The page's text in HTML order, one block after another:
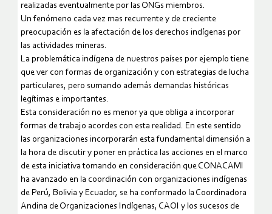
realizadas eventualmente por las ONGs miembros.
Un fenómeno cada vez mas recurrente y de creciente
preocupación es la afectación de los derechos indígenas por
las actividades mineras.
La problemática indígena de nuestros países por ejemplo tiene
que ver con formas de organización y con estrategias de lucha
particulares, pero sumando además demandas históricas
legítimas e importantes.
Esta consideración no es menor ya que obliga a incorporar
formas de trabajo acordes con esta realidad. En este sentido
las organizaciones incorporarán esta fundamental dimensión a
la hora de discutir y poner en práctica las acciones en el marco
de esta iniciativa tomando en consideración que CONACAMI
ha avanzado en la coordinación con organizaciones indígenas
de Perú, Bolivia y Ecuador, se ha conformado la Coordinadora
Andina de Organizaciones Indígenas, CAOI y los sucesos de